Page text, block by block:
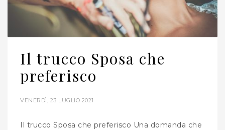
Il trucco Sposa che
preferisco
VENERDÌ, 23 LUGLIO 2021
Il trucco Sposa che preferisco Una domanda che